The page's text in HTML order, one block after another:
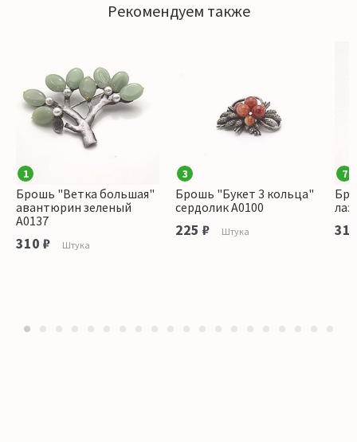
Рекомендуем также
1
Брошь "Ветка большая"
авантюрин зеленый
А0137
310 ₽ Штука
3
Брошь "Букет 3 кольца"
сердолик А0100
225 ₽ Штука
7